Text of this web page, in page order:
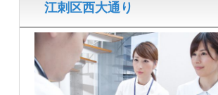
江刺区西大通り